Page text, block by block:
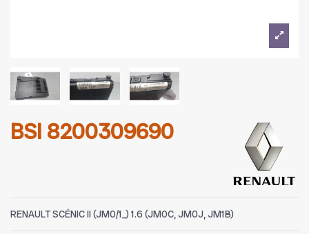
BSI 8200309690
RENAULT SCÉNIC II (JM0/1_) 1.6 (JM0C, JM0J, JM1B)